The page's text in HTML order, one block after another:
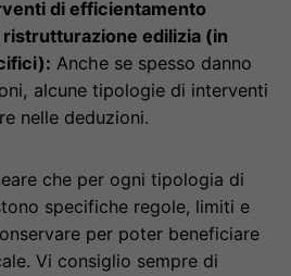
di efficientamento
edilizia (in
Anche se spesso danno
alcune tipologie di interventi
nelle deduzioni.
che per ogni tipologia di
specifiche regole, limiti e
per poter beneficiare
Vi consiglio sempre di